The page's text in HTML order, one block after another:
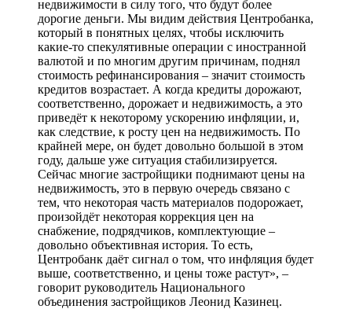
недвижимости в силу того, что будут более
дорогие деньги. Мы видим действия Центробанка,
который в понятных целях, чтобы исключить
какие-то спекулятивные операции с иностранной
валютой и по многим другим причинам, поднял
стоимость рефинансирования – значит стоимость
кредитов возрастает. А когда кредиты дорожают,
соответственно, дорожает и недвижимость, а это
приведёт к некоторому ускорению инфляции, и,
как следствие, к росту цен на недвижимость. По
крайней мере, он будет довольно большой в этом
году, дальше уже ситуация стабилизируется.
Сейчас многие застройщики поднимают цены на
недвижимость, это в первую очередь связано с
тем, что некоторая часть материалов подорожает,
произойдёт некоторая коррекция цен на
снабжение, подрядчиков, комплектующие –
довольно объективная история. То есть,
Центробанк даёт сигнал о том, что инфляция будет
выше, соответственно, и цены тоже растут», –
говорит руководитель Национального
объединения застройщиков Леонид Казинец.